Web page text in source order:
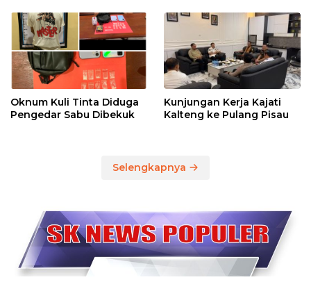
Oknum Kuli Tinta Diduga
Pengedar Sabu Dibekuk
Kunjungan Kerja Kajati
Kalteng ke Pulang Pisau
Selengkapnya